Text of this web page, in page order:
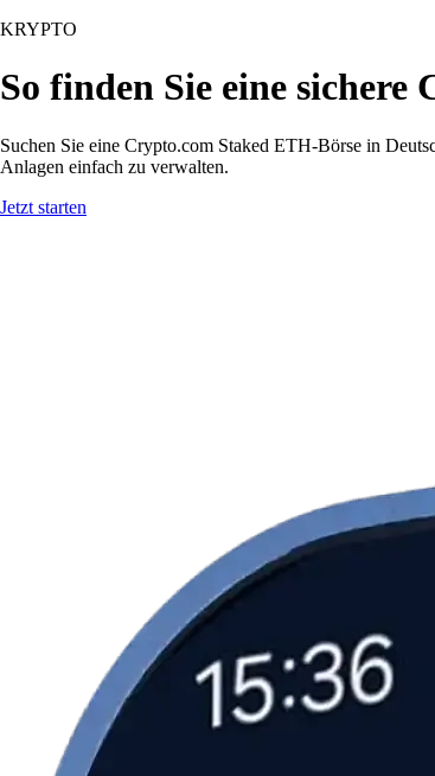
KRYPTO
So finden Sie eine
Suchen Sie eine Crypto.com Staked ETH-Börse in
Anlagen einfach zu verwalten.
Jetzt starten